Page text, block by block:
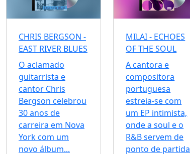
CHRIS BERGSON -
EAST RIVER BLUES
O aclamado
guitarrista e
cantor Chris
Bergson celebrou
30 anos de
carreira em Nova
York com um
novo álbum...
MILAI - ECHOES
OF THE SOUL
A cantora e
compositora
portuguesa
estreia-se com
um EP intimista,
onde a soul e o
R&B servem de
ponto de partida